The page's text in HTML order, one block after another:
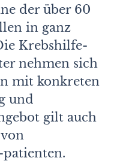
der über 60
in ganz
Krebshilfe-
nehmen sich
mit konkreten
und
gilt auch